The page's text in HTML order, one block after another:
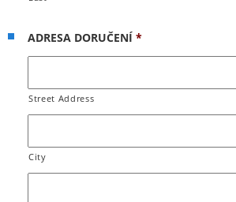
ADRESA DORUČENÍ *
Street Address
City